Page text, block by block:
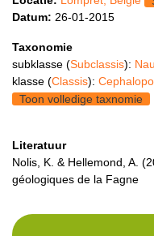
Datum: 26-01-2015
Taxonomie
subklasse (Subclassis):
klasse (Classis):
Toon volledige taxnomie
Literatuur
Nolis, K. & Hellemond, A.
géologiques de la Fagne